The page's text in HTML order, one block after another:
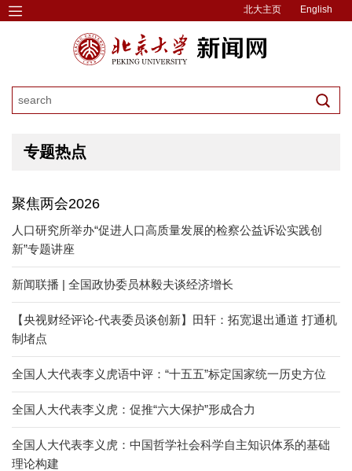
北大主页 English
专题热点
聚焦两会2026
人口研究所举办“促进人口高质量发展的检察公益诉讼实践创
新”专题讲座
新闻联播 | 全国政协委员林毅夫谈经济增长
【央视财经评论-代表委员谈创新】田轩：拓宽退出通道 打通机
制堵点
全国人大代表李义虎语中评：“十五五”标定国家统一历史方位
全国人大代表李义虎：促推“六大保护”形成合力
全国人大代表李义虎：中国哲学社会科学自主知识体系的基础
理论构建